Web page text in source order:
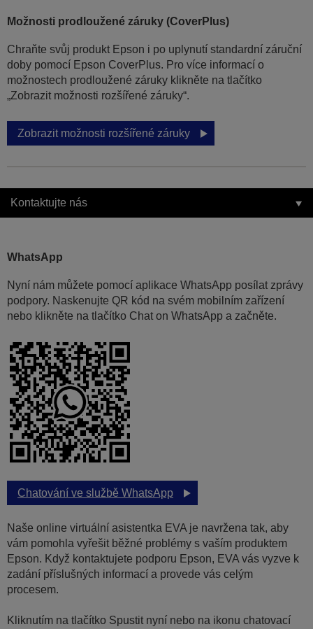
Možnosti prodloužené záruky (CoverPlus)
Chraňte svůj produkt Epson i po uplynutí standardní záruční
doby pomocí Epson CoverPlus. Pro více informací o
možnostech prodloužené záruky klikněte na tlačítko
„Zobrazit možnosti rozšířené záruky“.
Zobrazit možnosti rozšířené záruky
Kontaktujte nás
WhatsApp
Nyní nám můžete pomocí aplikace WhatsApp posílat zprávy
podpory. Naskenujte QR kód na svém mobilním zařízení
nebo klikněte na tlačítko Chat on WhatsApp a začněte.
Chatování ve službě WhatsApp
Naše online virtuální asistentka EVA je navržena tak, aby
vám pomohla vyřešit běžné problémy s vaším produktem
Epson. Když kontaktujete podporu Epson, EVA vás vyzve k
zadání příslušných informací a provede vás celým
procesem.
Kliknutím na tlačítko Spustit nyní nebo na ikonu chatovací